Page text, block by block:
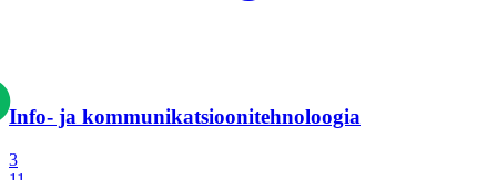
Info- ja kommunikatsiooni­tehnoloogia
3